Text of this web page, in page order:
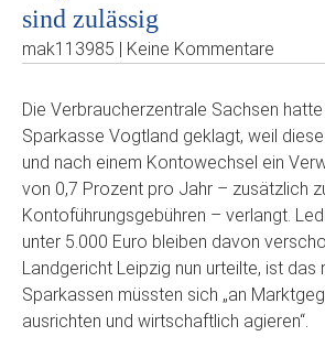
sind zulässig
mak113985 | Keine Kommentare
Die Verbraucherzentrale Sachsen
Sparkasse Vogtland geklagt, weil
und nach einem Kontowechsel ein
von 0,7 Prozent pro Jahr – zusätzlich
Kontoführungsgebühren – verlangt.
unter 5.000 Euro bleiben davon
Landgericht Leipzig nun urteilte, ist das
Sparkassen müssten sich „an
ausrichten und wirtschaftlich agieren“.